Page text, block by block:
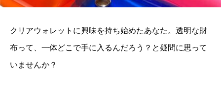
クリアウォレットに興味を持ち始めたあなた。透明な財
布って、一体どこで手に入るんだろう？と疑問に思って
いませんか？